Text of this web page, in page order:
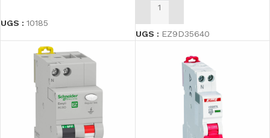
UGS : 10185
AJOUTER AU PANIER
UGS : EZ9D35640